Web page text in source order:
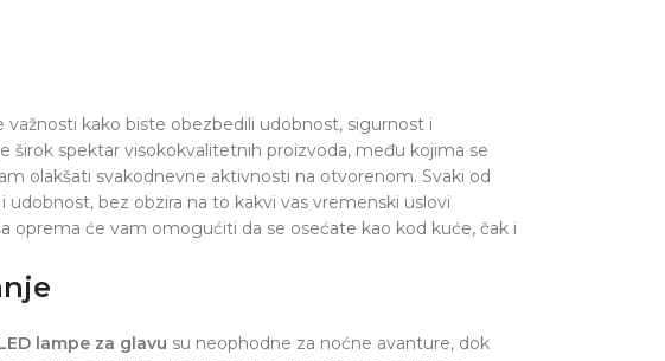
kako biste obezbedili udobnost, sigurnost i
širok spektar visokokvalitetnih proizvoda, među kojima se
olakšati svakodnevne aktivnosti na otvorenom. Svaki od
udobnost, bez obzira na to kakvi vas vremenski uslovi
oprema će vam omogućiti da se osećate kao kod kuće, čak i
lampe za glavu su neophodne za noćne avanture, dok